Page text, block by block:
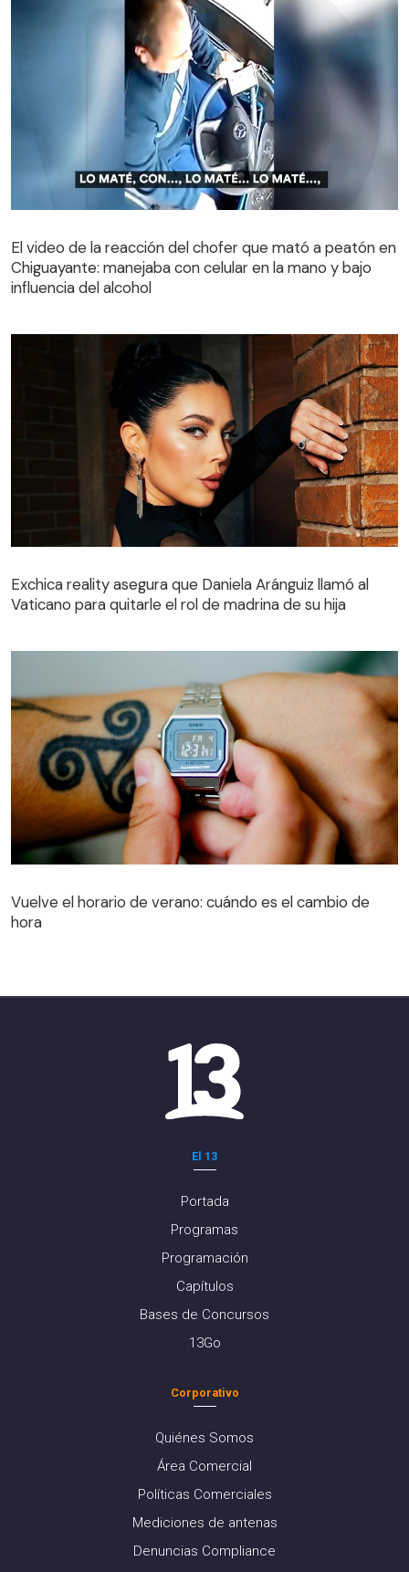
Chiguayante: manejaba con celular en la mano y bajo
influencia del alcohol
El video de la reacción del chofer que mató a peatón en
Chiguayante: manejaba con celular en la mano y bajo
influencia del alcohol
Exchica reality asegura que Daniela Aránguiz llamó al
Vaticano para quitarle el rol de madrina de su hija
Vuelve el horario de verano: cuándo es el cambio de
hora
El 13
Portada
Programas
Programación
Capítulos
Bases de Concursos
13Go
Corporativo
Quiénes Somos
Área Comercial
Políticas Comerciales
Mediciones de antenas
Denuncias Compliance